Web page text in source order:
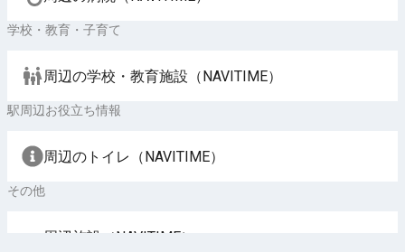
学校・教育・子育て
周辺の学校・教育施設（NAVITIME）
駅周辺お役立ち情報
周辺のトイレ（NAVITIME）
その他
周辺施設（NAVITIME）